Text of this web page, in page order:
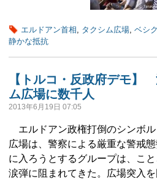
エルドアン首相, タクシム広場, ベシ
静かな抵抗
【トルコ・反政府デモ
ム広場に数千人
2013年6月19日 07:05
エルドアン政権打倒のシンボ
広場は、警察による厳重な警戒
に入ろうとするグループは、こ
涙弾に阻まれてきた。広場突入